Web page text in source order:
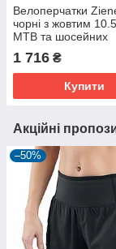
Велоперчатки
чорні з жовтим
MTB та шосейних
1 716 ₴
Купити
Акційні
–50%